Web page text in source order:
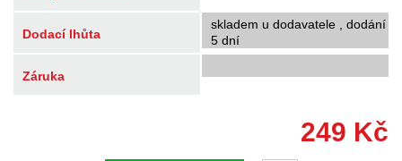
Dodací lhůta
skladem u dodavatele , dodání
5 dní
Záruka
249 Kč